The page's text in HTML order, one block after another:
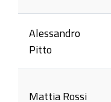
Alessandro
Pitto
Mattia Rossi